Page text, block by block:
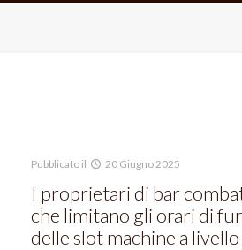
Pubblicato il 20 Giugno 2025
I proprietari di bar
che limitano gli orari di
delle slot machine a